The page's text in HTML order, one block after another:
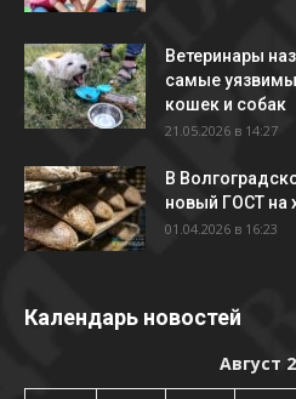
Ветеринары
самые
кошек и собак
21.05.2026 в 14:27
В
новый ГОСТ на
01.04.2026 в 16:23
Календарь новостей
Август